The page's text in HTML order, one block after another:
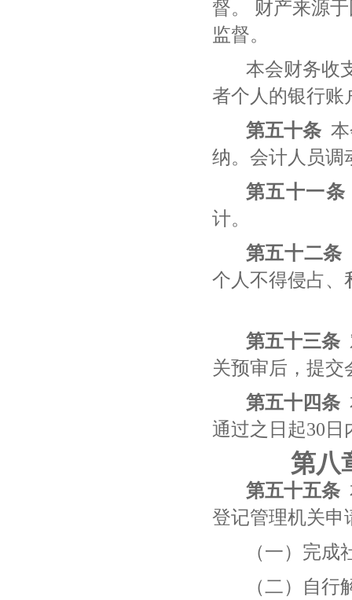
督。
财产来源
监督。
本会财务收
者个人的银行账
第五十条
纳。会计人员调
第五十一条
计。
第五十二条
个人不得侵占、
第五十三条
关预审后，提交
第五十四条
通过之日起30
第八
第五十五条
登记管理机关申
（一）完
（二）自行